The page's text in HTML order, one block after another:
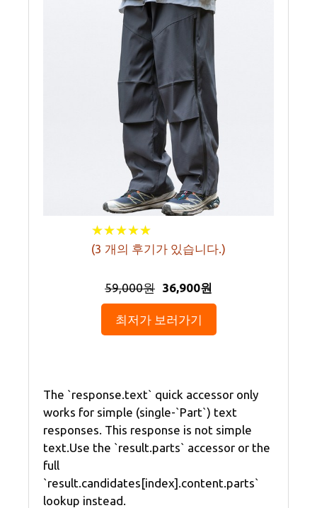
★★★★★
★★★★★
(3 개의 후기가 있습니다.)
59,000원 36,900원
최저가 보러가기
The `response.text` quick accessor only
works for simple (single-`Part`) text
responses. This response is not simple
text.Use the `result.parts` accessor or the
full
`result.candidates[index].content.parts`
lookup instead.